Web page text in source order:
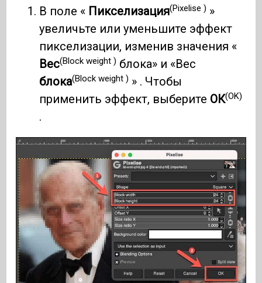
В поле « Пикселизация(Pixelise ) »
увеличьте или уменьшите эффект
пикселизации, изменив значения «
Вес(Block weight ) блока» и «Вес
блока(Block weight ) » . Чтобы
применить эффект, выберите ОК(OK)
.